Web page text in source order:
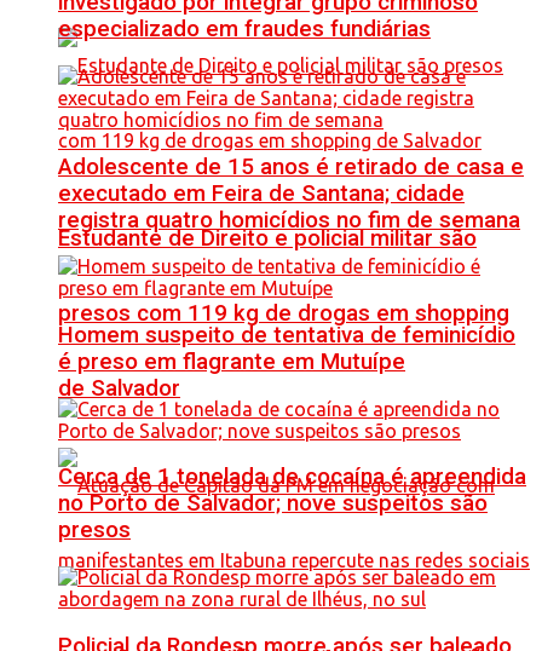
Estudante de Direito e policial militar são
presos com 119 kg de drogas em shopping
de Salvador
especializado em fraudes fundiárias
Adolescente de 15 anos é retirado de casa e
executado em Feira de Santana; cidade
registra quatro homicídios no fim de semana
Homem suspeito de tentativa de feminicídio
é preso em flagrante em Mutuípe
Cerca de 1 tonelada de cocaína é apreendida
no Porto de Salvador; nove suspeitos são
presos